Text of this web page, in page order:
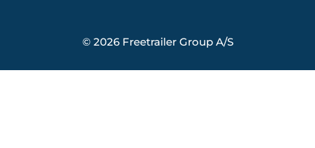
© 2026 Freetrailer Group A/S